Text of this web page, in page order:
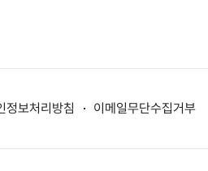
정보처리방침 이메일무단수집거부